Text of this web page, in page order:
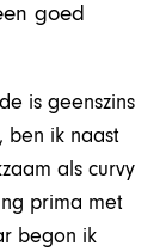
goed
is geenszins
ben ik naast
als curvy
prima met
begon ik